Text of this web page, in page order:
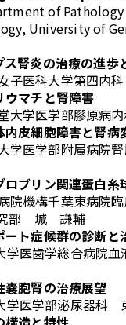
of Pathology
University of
ス腎炎の治療の進歩
医科大学第四内
ウマチと腎障害
学医学部膠原病
内皮細胞障害と腎病
医学部附属病院
ロブリン関連蛋白糸
機構千葉東病院臨
部 城 謙輔
ート症候群の診断と
学医歯学総合病院
嚢胞腎の治療展望
学医学部泌尿器科